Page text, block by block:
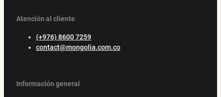
Atención al cliente
(+976) 8600 7259
contact@mongolia.com.co
Información general